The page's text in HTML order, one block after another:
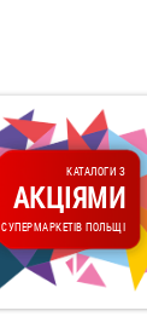
КАТАЛОГИ З
АКЦІЯМИ
СУПЕРМАРКЕТІВ ПОЛЬЩІ